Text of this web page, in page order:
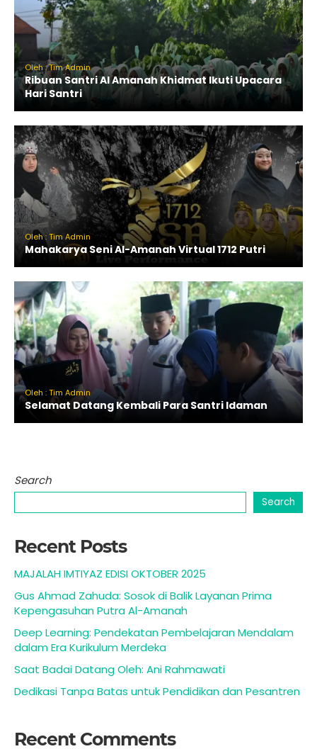
Oleh : Tim Admin
Ribuan Santri Al Amanah Khidmat Ikuti Upacara
Hari Santri
Oleh : Tim Admin
Mahakarya Seni Al-Amanah Virtual 1712 Putri
Oleh : Tim Admin
Selamat Datang Kembali Para Santri Idaman
Search
Search
Recent Posts
MAJALAH IMTIYAZ EDISI OKTOBER 2025
Gus Ahmad Zahuda: Sosok di Balik Layanan Prima
Kepengasuhan Putra Al-Amanah
Deep Learning: Pendekatan Pembelajaran Mendalam
dalam Era Kurikulum Merdeka
Saat Badai Datang Oleh: Ani Rahmawati
Dedikasi Tanpa Batas untuk Pendidikan dan Pesantren
Recent Comments